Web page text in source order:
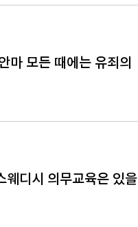
마 모든 때에는 유죄의
웨디시 의무교육은 있을